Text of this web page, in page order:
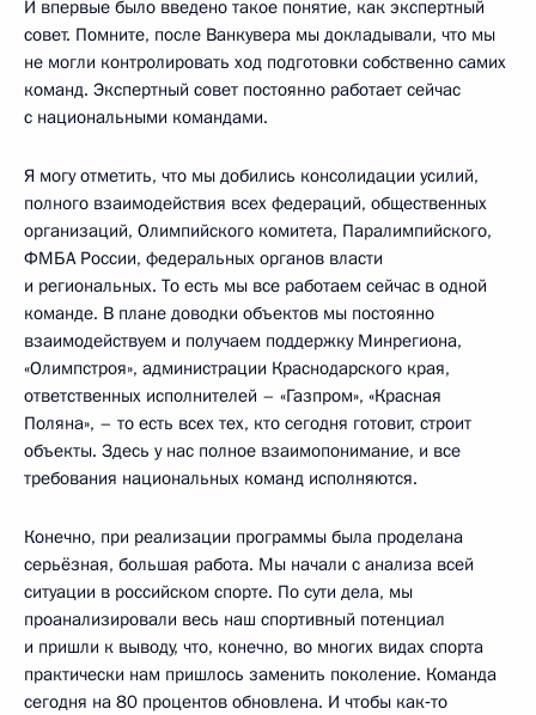
И впервые было введено такое понятие, как экспертный
совет. Помните, после Ванкувера мы докладывали, что мы
не могли контролировать ход подготовки собственно самих
команд. Экспертный совет постоянно работает сейчас
с национальными командами.
Я могу отметить, что мы добились консолидации усилий,
полного взаимодействия всех федераций, общественных
организаций, Олимпийского комитета, Паралимпийского,
ФМБА России, федеральных органов власти
и региональных. То есть мы все работаем сейчас в одной
команде. В плане доводки объектов мы постоянно
взаимодействуем и получаем поддержку Минрегиона,
«Олимпстроя», администрации Краснодарского края,
ответственных исполнителей – «Газпром», «Красная
Поляна», – то есть всех тех, кто сегодня готовит, строит
объекты. Здесь у нас полное взаимопонимание, и все
требования национальных команд исполняются.
Конечно, при реализации программы была проделана
серьёзная, большая работа. Мы начали с анализа всей
ситуации в российском спорте. По сути дела, мы
проанализировали весь наш спортивный потенциал
и пришли к выводу, что, конечно, во многих видах спорта
практически нам пришлось заменить поколение. Команда
сегодня на 80 процентов обновлена. И чтобы как‑то